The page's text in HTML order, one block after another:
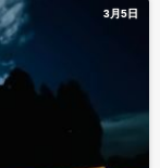
3月5日